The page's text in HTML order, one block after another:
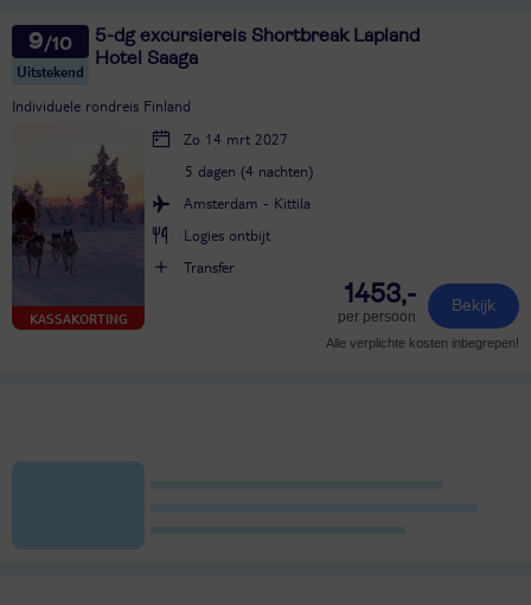
9
Uitstekend
5-dg excursiereis Shortbreak Lapland
Hotel Saaga
Individuele rondreis Finland
KASSAKORTING
Zo 14 mrt 2027
5 dagen (4 nachten)
Amsterdam - Kittila
Logies ontbijt
Transfer
1453,-
per persoon
Bekijk
Alle verplichte kosten inbegrepen!